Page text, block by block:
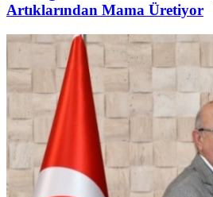
Artıklarından Mama Üretiyor